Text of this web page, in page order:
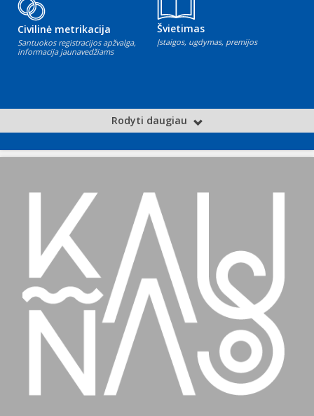
Civilinė metrikacija
Santuokos registracijos apžvalga,
informacija jaunavedžiams
Švietimas
Įstaigos, ugdymas, premijos
Rodyti daugiau